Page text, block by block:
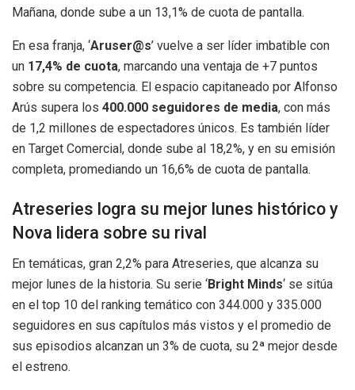
Mañana, donde sube a un 13,1% de cuota de pantalla.
En esa franja, ‘Aruser@s’ vuelve a ser líder imbatible con
un 17,4% de cuota, marcando una ventaja de +7 puntos
sobre su competencia. El espacio capitaneado por Alfonso
Arús supera los 400.000 seguidores de media, con más
de 1,2 millones de espectadores únicos. Es también líder
en Target Comercial, donde sube al 18,2%, y en su emisión
completa, promediando un 16,6% de cuota de pantalla.
Atreseries logra su mejor lunes histórico y
Nova lidera sobre su rival
En temáticas, gran 2,2% para Atreseries, que alcanza su
mejor lunes de la historia. Su serie ‘Bright Minds‘ se sitúa
en el top 10 del ranking temático con 344.000 y 335.000
seguidores en sus capítulos más vistos y el promedio de
sus episodios alcanzan un 3% de cuota, su 2ª mejor desde
el estreno.